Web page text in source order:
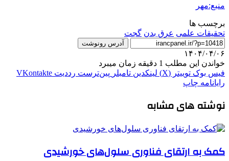
منبع:مهر
برچسب ها
تحقیقات علمی عرق بدن گجت
آدرس رونوشت
۱۴۰۴/۰۴/۰۶
خواندن این مطلب 1 دقیقه زمان میبرد
فیس بوک توییتر (X) لینکدین ‫تامبلر ‫پین‌ترست ‫رددیت ‫VKontakte
رایانامه چاپ
نوشته های مشابه
کمک به ارتقای فناوری سلول‌های خورشیدی